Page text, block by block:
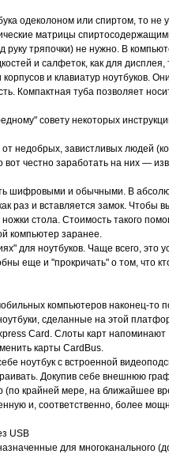
одеколоном или спиртом, то не
матрицы
руку тряпочки) не нужно. В
и салфеток, как для дисплея,
и клавиатур ноутбуков.
Компактная туба позволяет
совету некоторых
недобрых, завистливых людей
честно заработать на них —
шифровыми и обычными. В
раз и вставляется замок. Чтобы
ножки стола. Стоимость такого
компьютер заранее.
для ноутбуков. Чаще всего,
еще и "прокричать" о том, что
компьютеров наконец-то
сделанные на этой
Card. Слоты карт
карты CardBus.
ноутбук с встроенной
Докупив себе внешнюю
(по крайней мере, на ближайшее
и, соответственно, более
USB
для многоканального